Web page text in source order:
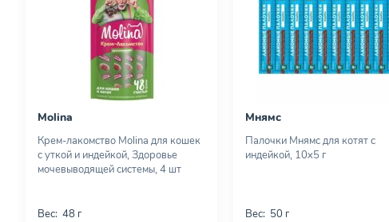
Molina
Крем-лакомство Molina для кошек
с уткой и индейкой, Здоровье
мочевыводящей системы, 4 шт
Вес: 48 г
Мнямс
Палочки Мнямс для котят с
индейкой, 10х5 г
Вес: 50 г